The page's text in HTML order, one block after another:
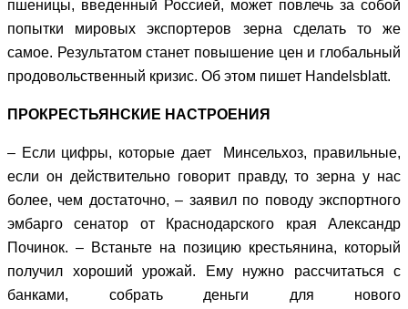
пшеницы, введенный Россией, может повлечь за собой
попытки мировых экспортеров зерна сделать то же
самое. Результатом станет повышение цен и глобальный
продовольственный кризис. Об этом пишет Handelsblatt.
ПРОКРЕСТЬЯНСКИЕ НАСТРОЕНИЯ
– Если цифры, которые дает Минсельхоз, правильные,
если он действительно говорит правду, то зерна у нас
более, чем достаточно, – заявил по поводу экспортного
эмбарго сенатор от Краснодарского края Александр
Починок. – Встаньте на позицию крестьянина, который
получил хороший урожай. Ему нужно рассчитаться с
банками, собрать деньги для нового